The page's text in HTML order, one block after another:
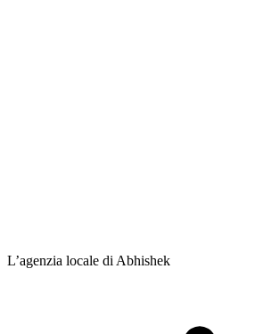
L’agenzia locale di Abhishek